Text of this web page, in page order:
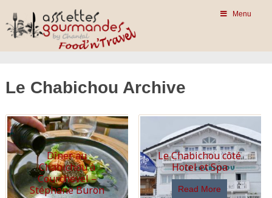
Menu
Le Chabichou Archive
Dîner au
Chabichou à
Courchevel –
Stéphane Buron
Le Chabichou côté
Hotel et Spa
Read More